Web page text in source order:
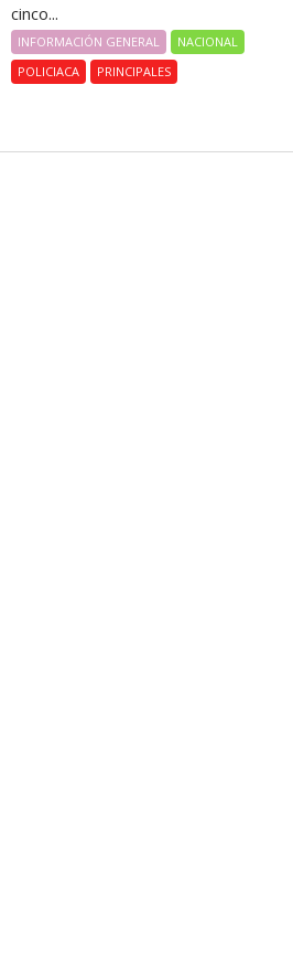
cinco...
INFORMACIÓN GENERAL
NACIONAL
POLICIACA
PRINCIPALES